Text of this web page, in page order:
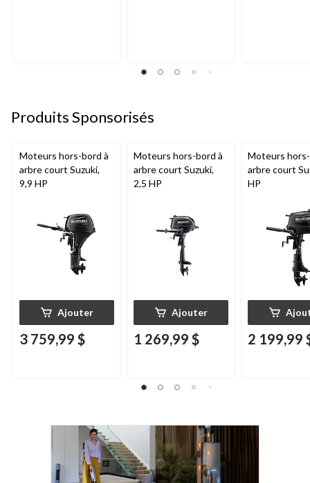
Produits Sponsorisés
Moteurs hors-bord à
arbre court Suzuki,
9,9 HP
Ajouter
3 759,99 $
Moteurs hors-bord à
arbre court Suzuki,
2,5 HP
Ajouter
1 269,99 $
Moteurs
arbre court
HP
2 199,99